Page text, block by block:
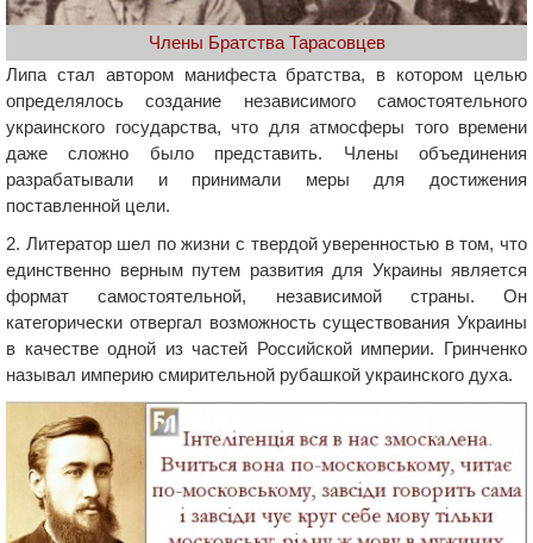
Члены Братства Тарасовцев
Липа стал автором манифеста братства, в котором целью
определялось создание независимого самостоятельного
украинского государства, что для атмосферы того времени
даже сложно было представить. Члены объединения
разрабатывали и принимали меры для достижения
поставленной цели.
2. Литератор шел по жизни с твердой уверенностью в том, что
единственно верным путем развития для Украины является
формат самостоятельной, независимой страны. Он
категорически отвергал возможность существования Украины
в качестве одной из частей Российской империи. Гринченко
называл империю смирительной рубашкой украинского духа.